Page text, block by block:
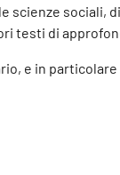
scienze sociali,
testi di
e in